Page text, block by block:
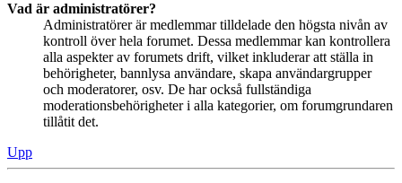
Vad är administratörer?
Administratörer är medlemmar tilldelade den högsta nivån av
kontroll över hela forumet. Dessa medlemmar kan kontrollera
alla aspekter av forumets drift, vilket inkluderar att ställa in
behörigheter, bannlysa användare, skapa användargrupper
och moderatorer, osv. De har också fullständiga
moderationsbehörigheter i alla kategorier, om forumgrundaren
tillåtit det.
Upp